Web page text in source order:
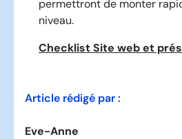
permettront de monter
niveau.
Checklist Site web et
Article rédigé par :
Eve-Anne